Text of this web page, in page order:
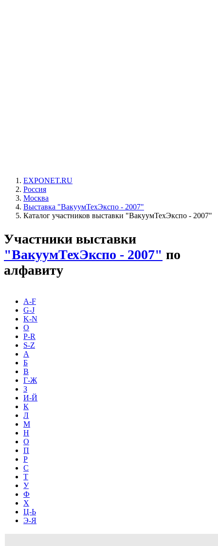
EXPONET.RU
Россия
Москва
Выставка "ВакуумТехЭкспо - 2007"
Каталог участников выставки "ВакуумТехЭкспо - 2007"
Участники выставки
"ВакуумТехЭкспо - 2007" по
алфавиту
A-F
G-J
K-N
O
P-R
S-Z
А
Б
В
Г-Ж
З
И-Й
К
Л
М
Н
О
П
Р
С
Т
У
Ф
Х
Ц-Ь
Э-Я